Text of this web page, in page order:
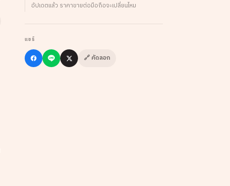
อัปเดตแล้ว ราคาขายต่อมือถือจะเปลี่ยนไหม
แชร์
🔗 คัดลอก